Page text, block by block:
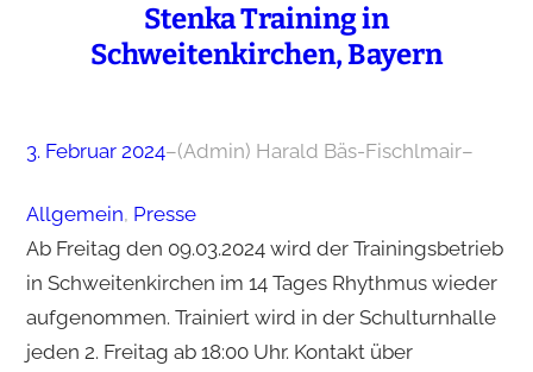
Stenka Training in
Schweitenkirchen, Bayern
3. Februar 2024–(Admin) Harald Bäs-Fischlmair–
Allgemein, Presse
Ab Freitag den 09.03.2024 wird der Trainingsbetrieb
in Schweitenkirchen im 14 Tages Rhythmus wieder
aufgenommen. Trainiert wird in der Schulturnhalle
jeden 2. Freitag ab 18:00 Uhr. Kontakt über